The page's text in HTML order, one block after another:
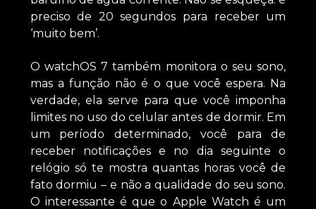
preciso de 20 segundos para receber um
‘muito bem’.
O watchOS 7 também monitora o seu sono,
mas a função não é o que você espera. Na
verdade, ela serve para que você imponha
limites no uso do celular antes de dormir. Em
um período determinado, você para de
receber notificações e no dia seguinte o
relógio só te mostra quantas horas você de
fato dormiu – e não a qualidade do seu sono.
O interessante é que o Apple Watch é um